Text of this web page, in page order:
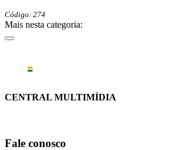
Código: 274
Mais nesta categoria:
CENTRAL MULTIMÍDIA
Fale conosco